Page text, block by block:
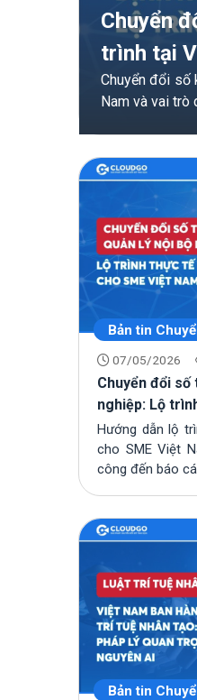
Chuyển
trình tại
Chuyển đổi số
Nam và vai trò
Bản tin
07/05/2026
Chuyển đổi
nghiệp: Lộ
SME Việt Nam
Hướng dẫn lộ
cho SME Việt
công đến báo
Bản tin